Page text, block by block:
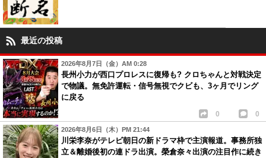
最近の投稿
2026年8月7日（金）AM 0:28
長州小力が西口プロレスに復帰も? クロちゃんと対戦決定
で物議。無免許運転・信号無視でクビも、3ヶ月でリング
に戻る
0 0
2026年8月6日（木）PM 21:44
川栄李奈がテレビ朝日の新ドラマ枠で主演報道。事務所独
立＆離婚後初の連ドラ出演。榮倉奈々出演の注目作に続き